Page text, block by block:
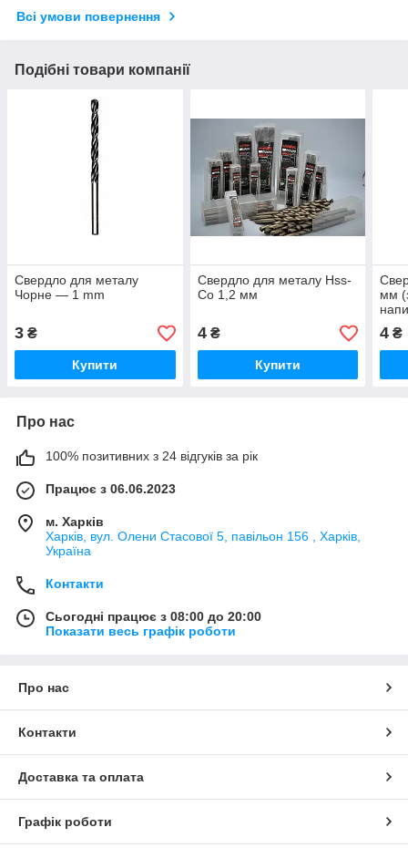
Всі умови повернення
Подібні товари компанії
Свердло для металу
Чорне — 1 mm
3 ₴
Купити
Свердло для металу Hss-
Co 1,2 мм
4₴
Купити
мм
4 ₴
Про нас
100% позитивних з 24 відгуків за рік
Працює з 06.06.2023
м. Харків
Харків, вул. Олени Стасової 5, павільон 156 , Харків,
Україна
Контакти
Сьогодні працює з 08:00 до 20:00
Показати весь графік роботи
Про нас
Контакти
Доставка та оплата
Графік роботи